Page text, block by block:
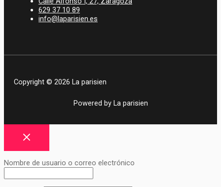
629 37 10 89
info@laparisien.es
Copyright © 2026 La parisien
Powered by La parisien
Nombre de usuario o correo electrónico